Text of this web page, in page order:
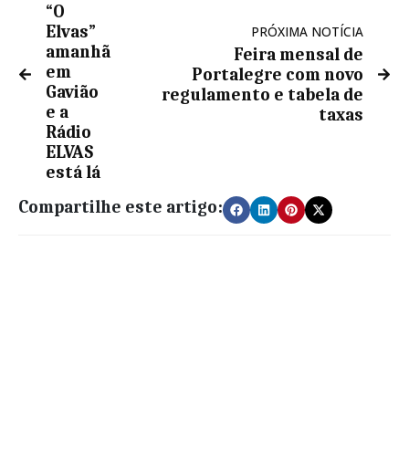
“O
Elvas”
amanhã
em
Gavião
e a
Rádio
ELVAS
está lá
PRÓXIMA NOTÍCIA
Feira mensal de
Portalegre com novo
regulamento e tabela de
taxas
Compartilhe este artigo: